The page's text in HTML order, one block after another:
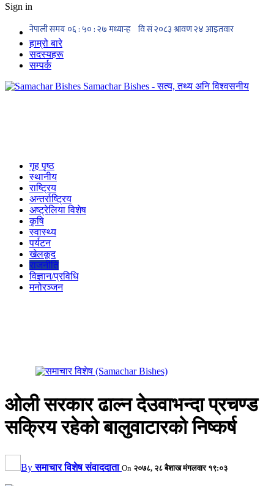
Sign in
हाम्रो बारे
सदस्यहरू
सम्पर्क
Samachar Bishes - सत्य, तथ्य अनि विश्वसनीय
गृह पृष्ठ
स्थानीय
राष्ट्रिय
अन्तर्राष्ट्रिय
अष्ट्रेलिया विशेष
कृषि
स्वास्थ्य
पर्यटन
खेलकूद
राजनीति
विज्ञान/प्रविधि
मनोरञ्जन
ओली सरकार ढाल्न देउवाभन्दा प्रचण्ड
सक्रिय रहेको बालुवाटारको निष्कर्ष
Byसमाचार विशेष संवाददाता On २०७८, २८ बैशाख मंगलवार १९:०३